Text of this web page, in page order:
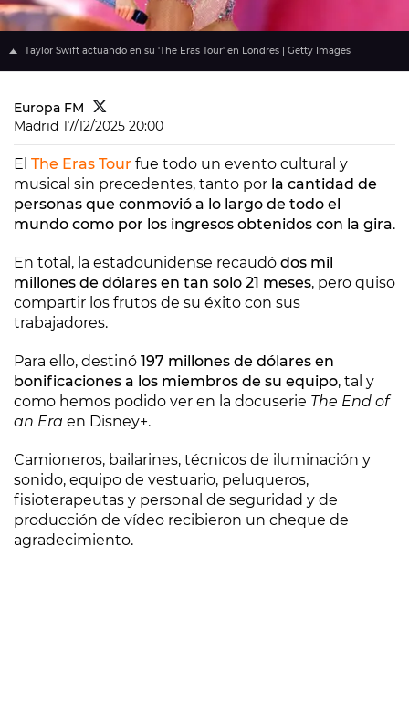
Taylor Swift actuando en su 'The Eras Tour' en Londres | Getty Images
Europa FM
Madrid 17/12/2025 20:00
El The Eras Tour fue todo un evento cultural y
musical sin precedentes, tanto por la cantidad de
personas que conmovió a lo largo de todo el
mundo como por los ingresos obtenidos con la gira.
En total, la estadounidense recaudó dos mil
millones de dólares en tan solo 21 meses, pero quiso
compartir los frutos de su éxito con sus
trabajadores.
Para ello, destinó 197 millones de dólares en
bonificaciones a los miembros de su equipo, tal y
como hemos podido ver en la docuserie The End of
an Era en Disney+.
Camioneros, bailarines, técnicos de iluminación y
sonido, equipo de vestuario, peluqueros,
fisioterapeutas y personal de seguridad y de
producción de vídeo recibieron un cheque de
agradecimiento.